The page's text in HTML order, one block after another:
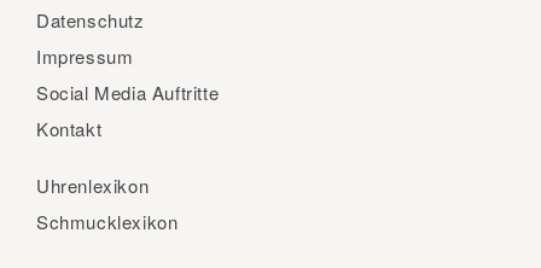
Datenschutz
Impressum
Social Media Auftritte
Kontakt
Uhrenlexikon
Schmucklexikon